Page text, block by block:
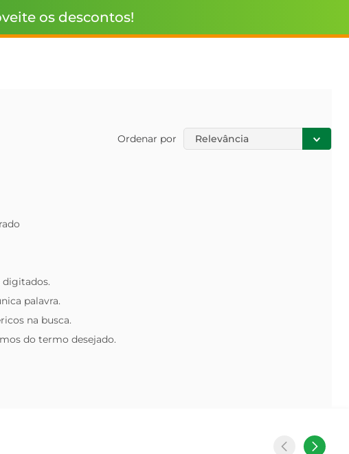
os descontos!
Ordenar por Relevância
palavra.
na busca.
do termo desejado.